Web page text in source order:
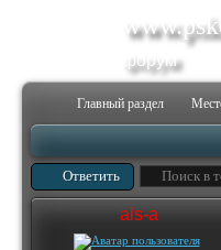
форум
Главный раздел
Ответить
als-a